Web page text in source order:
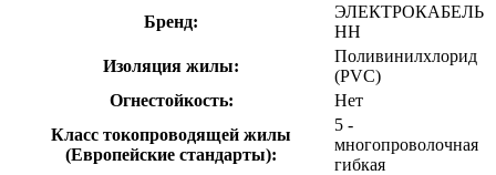
Бренд:
ЭЛЕКТРОКАБЕЛЬ
НН
Изоляция жилы:
Поливинилхлорид
(PVC)
Огнестойкость:
Нет
Класс токопроводящей жилы
(Европейские стандарты):
5 -
многопроволочная
гибкая